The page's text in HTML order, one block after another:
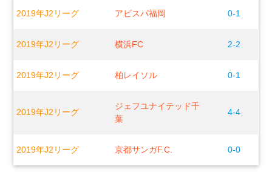
2019年J2リーグ アビスパ福岡 0-1
2019年J2リーグ 横浜FC 2-2
2019年J2リーグ 柏レイソル 0-1
2019年J2リーグ
ジェフユナイテッド千
葉
4-4
2019年J2リーグ 京都サンガF.C. 0-0